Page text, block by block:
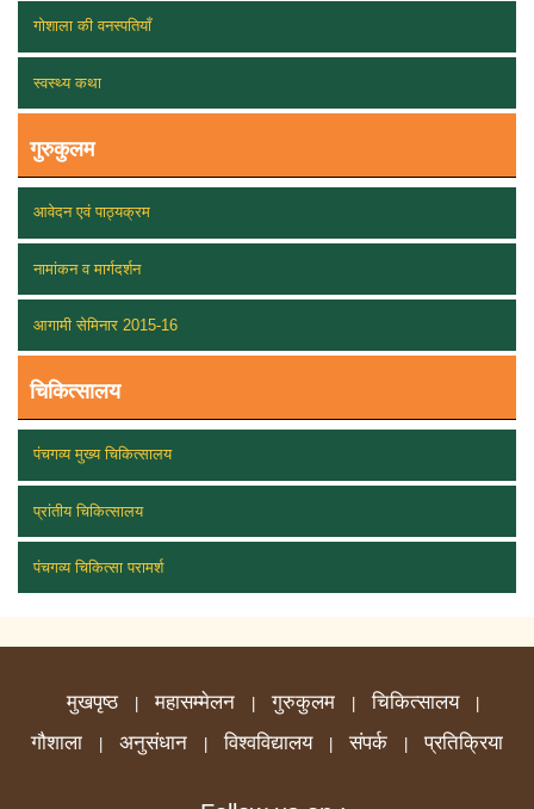
गोशाला की वनस्पतियाँ
स्वस्थ्य कथा
गुरुकुलम
आवेदन एवं पाठ्यक्रम
नामांकन व मार्गदर्शन
आगामी सेमिनार 2015-16
चिकित्सालय
पंचगव्य मुख्य चिकित्सालय
प्रांतीय चिकित्सालय
पंचगव्य चिकित्सा परामर्श
मुखपृष्ठ | महासम्मेलन | गुरुकुलम | चिकित्सालय |
गौशाला | अनुसंधान | विश्वविद्यालय | संपर्क | प्रतिक्रिया